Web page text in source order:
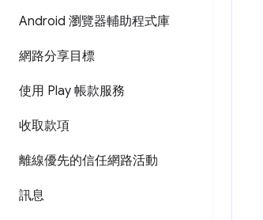
Android 瀏覽器輔助程式庫
網路分享目標
使用 Play 帳款服務
收取款項
離線優先的信任網路活動
訊息